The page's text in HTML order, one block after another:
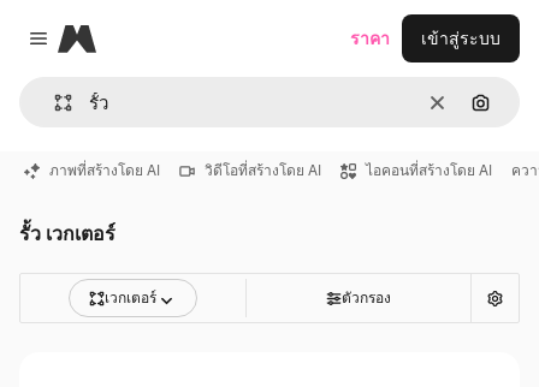
Close menu
Magnific
ชัดเจนค้นหา
ราคา เข้าสู่ระบบ
ภาพที่สร้างโดย AI วิดีโอที่สร้างโดย AI ไอคอนที่สร้างโดย AI คว
รั้ว เวกเตอร์
เวกเตอร์ ตัวกรอง